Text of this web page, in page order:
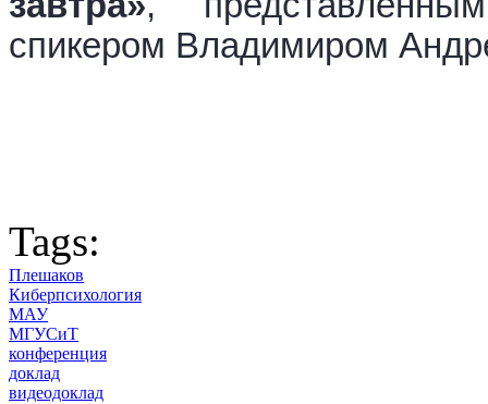
спикером Владимиром
Tags:
Плешаков
Киберпсихология
МАУ
МГУСиТ
конференция
доклад
видеодоклад